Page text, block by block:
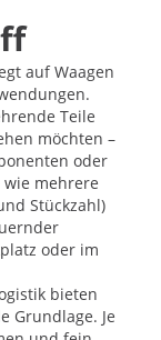
auf Waagen
Teile
möchten –
oder
mehrere
Stückzahl)
oder im
bieten
Grundlage. Je